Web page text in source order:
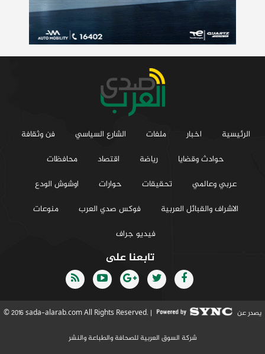
الرئيسية اخبار ملفات الشارع السياسي
فن وثقافة
حوادث وقضايا
رياضة اقتصاد
محافظات
عربي وعالمي
تحقيقات حوارات
اوشوش الودع
الاشراف والقبائل العربية
فوكس صدي العرب
منوعات
فيديو جراف
تابعنا على
© 2016 sada-alarab.com All Rights Reserved. | يصدر عن
شركة السوق العربية للصحافة والطباعة والنشر